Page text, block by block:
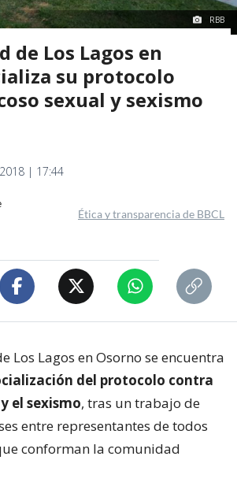
RBB
de Los Lagos en
su protocolo
sexual y sexismo
| 17:44
Ética y transparencia de BBCL
Los Lagos en Osorno se encuentra
del protocolo contra
el sexismo, tras un trabajo de
entre representantes de todos
conforman la comunidad